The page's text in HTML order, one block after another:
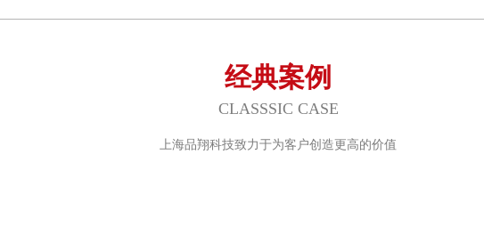
经典案例
CLASSSIC CASE
上海品翔科技致力于为客户创造更高的价值